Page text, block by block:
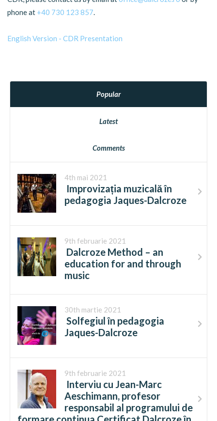
phone at +40 730 123 857.
English Version - CDR Presentation
Popular
Latest
Comments
4th mai 2021
Improvizația muzicală în
pedagogia Jaques-Dalcroze
9th februarie 2021
Dalcroze Method – an
education for and through
music
30th martie 2021
Solfegiul în pedagogia
Jaques-Dalcroze
9th februarie 2021
Interviu cu Jean-Marc
Aeschimann, profesor
responsabil al programului de